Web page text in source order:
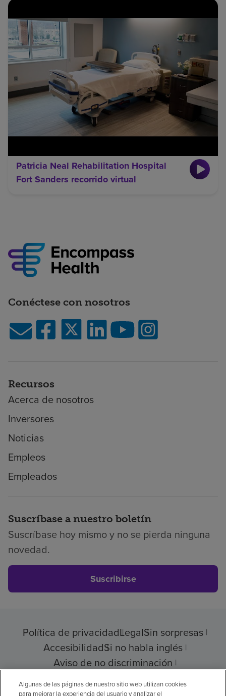
Patricia Neal Rehabilitation Hospital
Fort Sanders recorrido virtual
Conéctese con nosotros
Recursos
Acerca de nosotros
Inversores
Noticias
Empleos
Empleados
Suscríbase a nuestro boletín
Suscríbase hoy mismo y no se pierda ninguna
novedad.
Suscribirse
Política de privacidadLegalSin sorpresas
AccesibilidadSi no habla inglés
Aviso de no discriminación
Cumplimiento de los proveedores
Algunas de las páginas de nuestro sitio web utilizan cookies
para mejorar la experiencia del usuario y analizar el